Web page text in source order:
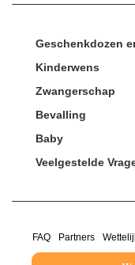
Geschenkdozen
Kinderwens
Zwangerschap
Bevalling
Baby
Veelgestelde
FAQ Partners